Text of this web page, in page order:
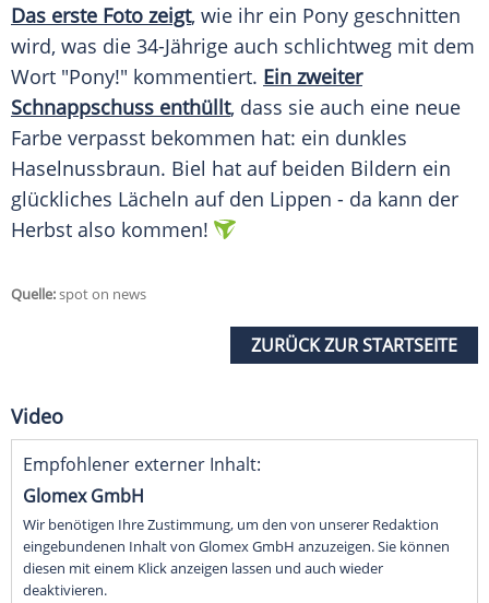
Das erste Foto zeigt, wie ihr ein Pony geschnitten
wird, was die 34-Jährige auch schlichtweg mit dem
Wort "Pony!" kommentiert. Ein zweiter
Schnappschuss enthüllt, dass sie auch eine neue
Farbe verpasst bekommen hat: ein dunkles
Haselnussbraun. Biel hat auf beiden Bildern ein
glückliches Lächeln auf den Lippen - da kann der
Herbst also kommen!
Quelle:spot on news
ZURÜCK ZUR STARTSEITE
Video
Empfohlener externer Inhalt:
Glomex GmbH
Wir benötigen Ihre Zustimmung, um den von unserer Redaktion
eingebundenen Inhalt von Glomex GmbH anzuzeigen. Sie können
diesen mit einem Klick anzeigen lassen und auch wieder
deaktivieren.